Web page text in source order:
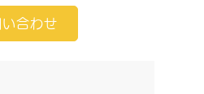
い合わせ